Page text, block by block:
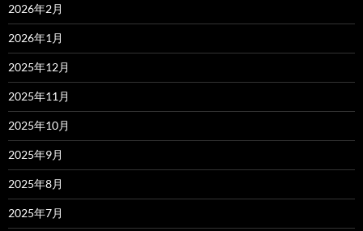
2026年2月
2026年1月
2025年12月
2025年11月
2025年10月
2025年9月
2025年8月
2025年7月